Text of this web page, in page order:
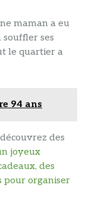
maman a eu
ses
le quartier a
94 ans
des
joyeux
des
pour organiser